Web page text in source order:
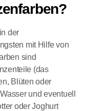
der
mit Hilfe von
sind
(das
Blüten oder
und eventuell
oder Joghurt